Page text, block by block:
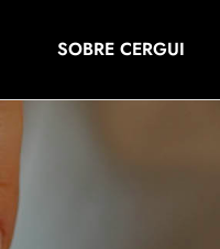
SOBRE CERGUI